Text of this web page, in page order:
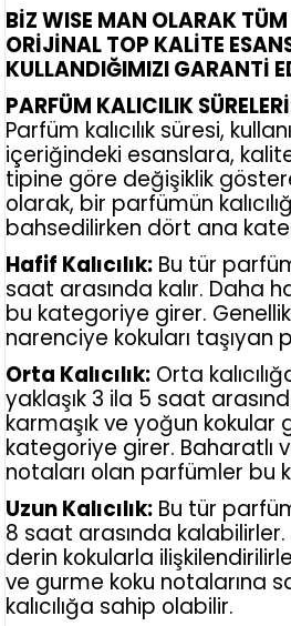
BİZ WISE MAN OLARAK
ORİJİNAL TOP KALİTE
KULLANDIĞIMIZI GARANTİ
PARFÜM KALICILIK
Parfüm kalıcılık süresi,
içeriğindeki esanslara,
tipine göre değişiklik
olarak, bir parfümün
bahsedilirken dört ana
Hafif Kalıcılık: Bu tür
saat arasında kalır. Daha
bu kategoriye girer.
narenciye kokuları taşıyan
Orta Kalıcılık: Orta
yaklaşık 3 ila 5 saat
karmaşık ve yoğun kokular
kategoriye girer. Baharatlı
notaları olan parfümler bu
Uzun Kalıcılık: Bu tür
8 saat arasında
derin kokularla
ve gurme koku notalarına
kalıcılığa sahip olabilir.